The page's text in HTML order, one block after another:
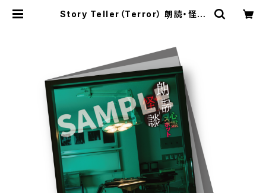
Story Teller（Terror） 朗読・怪談